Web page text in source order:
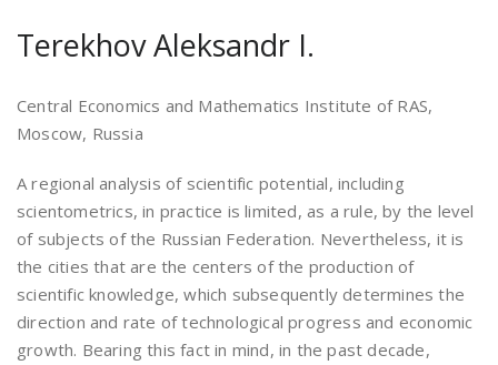
Terekhov Aleksandr I.
Central Economics and Mathematics Institute of RAS,
Moscow, Russia
A regional analysis of scientific potential, including
scientometrics, in practice is limited, as a rule, by the level
of subjects of the Russian Federation. Nevertheless, it is
the cities that are the centers of the production of
scientific knowledge, which subsequently determines the
direction and rate of technological progress and economic
growth. Bearing this fact in mind, in the past decade,